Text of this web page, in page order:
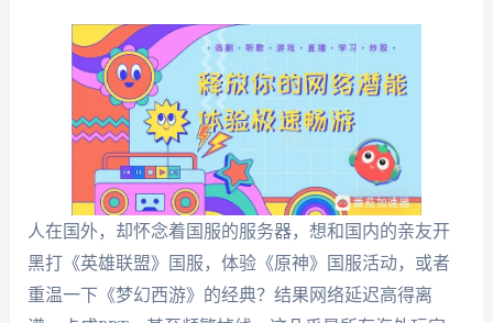
人在国外，却怀念着国服的服务器，想和国内的亲友开
黑打《英雄联盟》国服，体验《原神》国服活动，或者
重温一下《梦幻西游》的经典？结果网络延迟高得离